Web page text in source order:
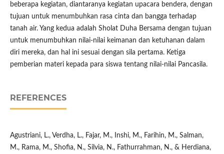
beberapa kegiatan, diantaranya kegiatan upacara bendera, dengan
tujuan untuk menumbuhkan rasa cinta dan bangga terhadap
tanah air. Yang kedua adalah Sholat Duha Bersama dengan tujuan
untuk menumbuhkan nilai-nilai keimanan dan ketuhanan dalam
diri mereka, dan hal ini sesuai dengan sila pertama. Ketiga
pemberian materi kepada para siswa tentang nilai-nilai Pancasila.
REFERENCES
Agustriani, L., Verdha, L., Fajar, M., Inshi, M., Farihin, M., Salman,
M., Rama, M., Shofia, N., Silvia, N., Fathurrahman, N., & Herdiana,